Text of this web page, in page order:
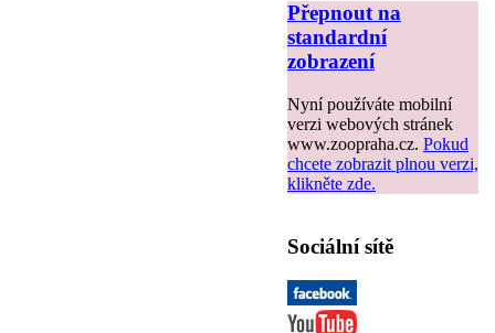
Přepnout na
standardní
zobrazení
Nyní používáte mobilní
verzi webových stránek
www.zoopraha.cz. Pokud
chcete zobrazit plnou verzi,
klikněte zde.
Sociální sítě